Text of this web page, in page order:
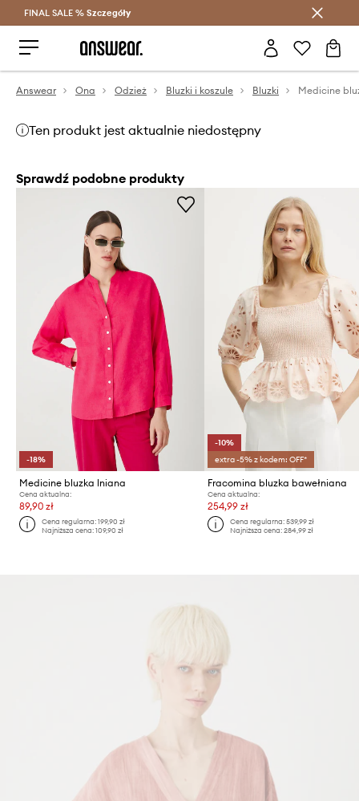
Oszczędzaj z Answear Club >
FINAL SALE % Szczegóły
Answear Ona Odzież Bluzki i koszule Bluzki Medicine
Ten produkt jest aktualnie niedostępny
Sprawdź podobne produkty
-18%
Medicine bluzka lniana
Cena aktualna:
89,90 zł
Cena regularna:199,90 zł
Najniższa cena:109,90 zł
-10%
extra -5% z kodem: OFF*
Fracomina bluzka bawełniana
Cena aktualna:
254,99 zł
Cena regularna: 539,99 zł
Najniższa cena: 284,99 zł